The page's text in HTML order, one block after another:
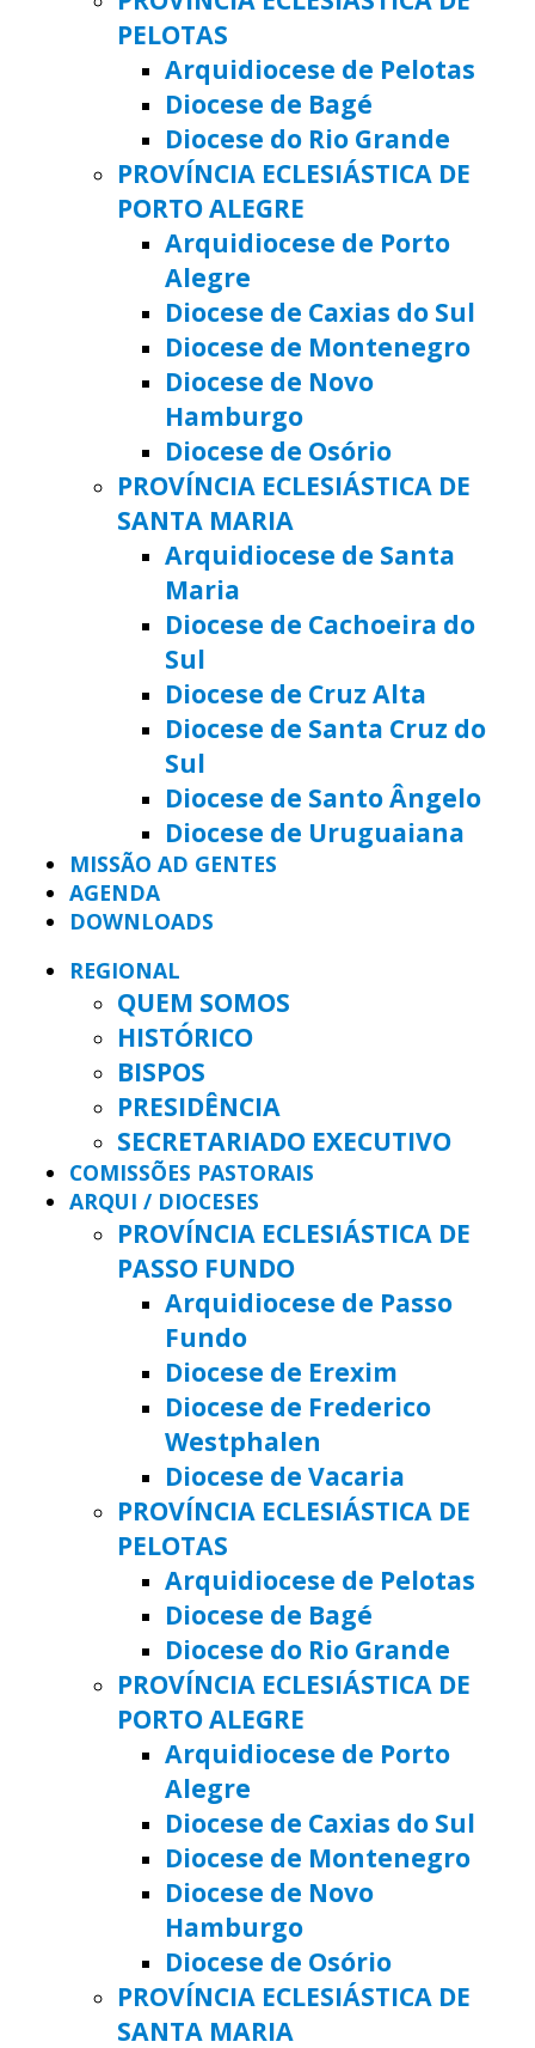
PELOTAS
Arquidiocese de Pelotas
Diocese de Bagé
Diocese do Rio Grande
PROVÍNCIA ECLESIÁSTICA DE
PORTO ALEGRE
Arquidiocese de Porto
Alegre
Diocese de Caxias do Sul
Diocese de Montenegro
Diocese de Novo
Hamburgo
Diocese de Osório
PROVÍNCIA ECLESIÁSTICA DE
SANTA MARIA
Arquidiocese de Santa
Maria
Diocese de Cachoeira do
Sul
Diocese de Cruz Alta
Diocese de Santa Cruz do
Sul
Diocese de Santo Ângelo
Diocese de Uruguaiana
MISSÃO AD GENTES
AGENDA
DOWNLOADS
REGIONAL
QUEM SOMOS
HISTÓRICO
BISPOS
PRESIDÊNCIA
SECRETARIADO EXECUTIVO
COMISSÕES PASTORAIS
ARQUI / DIOCESES
PROVÍNCIA ECLESIÁSTICA DE
PASSO FUNDO
Arquidiocese de Passo
Fundo
Diocese de Erexim
Diocese de Frederico
Westphalen
Diocese de Vacaria
PROVÍNCIA ECLESIÁSTICA DE
PELOTAS
Arquidiocese de Pelotas
Diocese de Bagé
Diocese do Rio Grande
PROVÍNCIA ECLESIÁSTICA DE
PORTO ALEGRE
Arquidiocese de Porto
Alegre
Diocese de Caxias do Sul
Diocese de Montenegro
Diocese de Novo
Hamburgo
Diocese de Osório
PROVÍNCIA ECLESIÁSTICA DE
SANTA MARIA